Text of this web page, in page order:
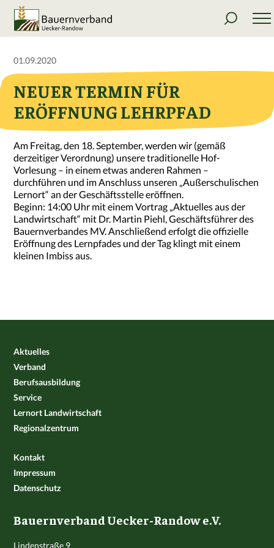
01.09.2020
NEUER TERMIN FÜR
ERÖFFNUNG LEHRPFAD
Am Freitag, den 18. September, werden wir (gemäß
derzeitiger Verordnung) unsere traditionelle Hof-
Vorlesung – in einem etwas anderen Rahmen –
durchführen und im Anschluss unseren „Außerschulischen
Lernort“ an der Geschäftsstelle eröffnen.
Beginn: 14:00 Uhr mit einem Vortrag „Aktuelles aus der
Landwirtschaft“ mit Dr. Martin Piehl, Geschäftsführer des
Bauernverbandes MV. Anschließend erfolgt die offizielle
Eröffnung des Lernpfades und der Tag klingt mit einem
kleinen Imbiss aus.
Aktuelles
Verband
Berufsausbildung
Service
Lernort Landwirtschaft
Regionalzentrum
Kontakt
Impressum
Datenschutz
Bauernverband Uecker-Randow e.V.
Lindenstraße 9